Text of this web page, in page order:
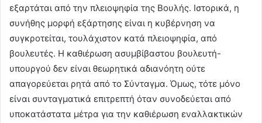
εξαρτάται από την πλειοψηφία της Βουλής. Ιστορικά, η
συνήθης μορφή εξάρτησης είναι η κυβέρνηση να
συγκροτείται, τουλάχιστον κατά πλειοψηφία, από
βουλευτές. Η καθιέρωση ασυμβίβαστου βουλευτή-
υπουργού δεν είναι θεωρητικά αδιανόητη ούτε
απαγορεύεται ρητά από το Σύνταγμα. Όμως, τότε μόνο
είναι συνταγματικά επιτρεπτή όταν συνοδεύεται από
υποκατάστατα μέτρα για την καθιέρωση εναλλακτικών